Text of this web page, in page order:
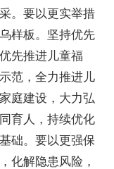
。要以更实举措
样板。坚持优先
先推进儿童福
范，全力推进儿
庭建设，大力弘
育人，持续优化
础。要以更强保
化解隐患风险，